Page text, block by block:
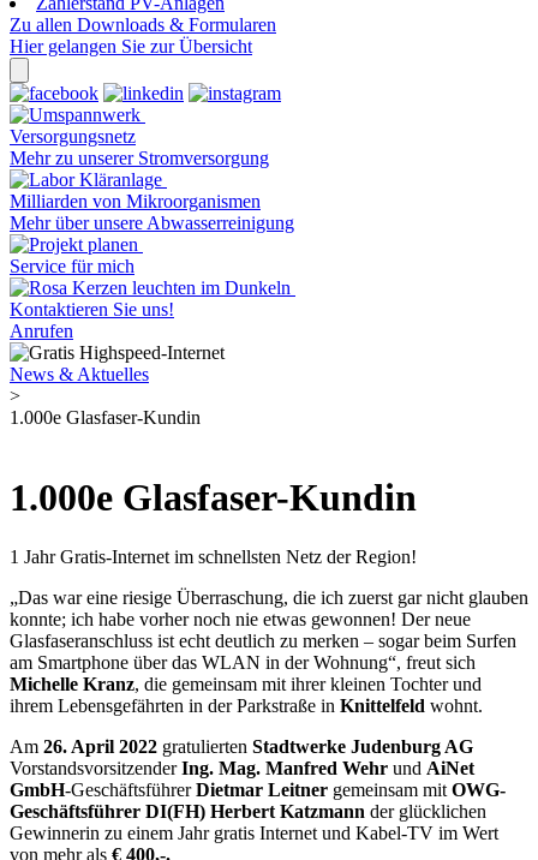
Zu allen Downloads & Formularen
Hier gelangen Sie zur Übersicht
Versorgungsnetz
Mehr zu unserer Stromversorgung
Milliarden von Mikroorganismen
Mehr über unsere Abwasserreinigung
Service für mich
Kontaktieren Sie uns!
Anrufen
News & Aktuelles
>
1.000e Glasfaser-Kundin
1.000e Glasfaser-Kundin
1 Jahr Gratis-Internet im schnellsten Netz der Region!
„Das war eine riesige Überraschung, die ich zuerst gar nicht glauben
konnte; ich habe vorher noch nie etwas gewonnen! Der neue
Glasfaseranschluss ist echt deutlich zu merken – sogar beim Surfen
am Smartphone über das WLAN in der Wohnung“, freut sich
Michelle Kranz, die gemeinsam mit ihrer kleinen Tochter und
ihrem Lebensgefährten in der Parkstraße in Knittelfeld wohnt.
Am 26. April 2022 gratulierten Stadtwerke Judenburg AG
VorstandsvorsitzenderIng. Mag. Manfred Wehr und AiNet
GmbH-GeschäftsführerDietmar Leitner gemeinsam mit OWG-
Geschäftsführer DI(FH) Herbert Katzmann der glücklichen
Gewinnerin zu einem Jahr gratis Internet und Kabel-TV im Wert
von mehr als € 400,-.